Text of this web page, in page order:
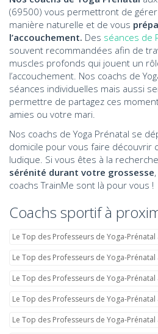
(69500) vous permettront de
manière naturelle et de vous
l’accouchement. Des séances de
souvent recommandées afin de
muscles profonds qui jouent un
l’accouchement. Nos coachs de
séances individuelles mais aussi
permettre de partagez ces
amies ou votre mari.
Nos coachs de Yoga Prénatal se
domicile pour vous faire découvrir
ludique. Si vous êtes à la
sérénité durant votre grossesse
coachs TrainMe sont là pour vous !
Coachs sportif à
Le Top des Professeurs de Yoga-Prénatal
Le Top des Professeurs de Yoga-
Le Top des Professeurs de Yoga-Prénatal
Le Top des Professeurs de Yoga-Prénatal
Le Top des Professeurs de Yoga-Prénatal